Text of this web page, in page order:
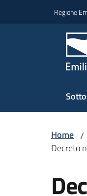
Regione
Home /
Decreto